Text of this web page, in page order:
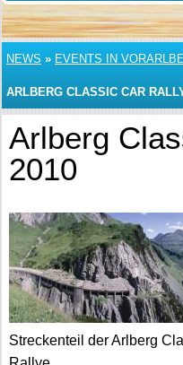
NEWS » EVENTS IN
ARLBERG CLASSIC CAR
Arlberg
2010
Streckenteil der Arlberg